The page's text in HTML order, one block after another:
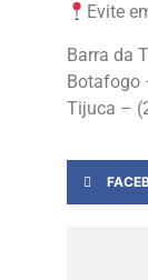
Evite
Barra da
Botafogo
Tijuca –